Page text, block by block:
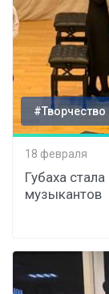
#Творчество
18 февраля
Губаха
музыкантов